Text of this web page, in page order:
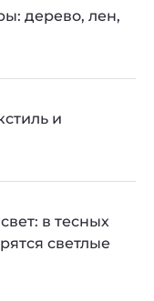
дерево, лен,
и
в тесных
светлые